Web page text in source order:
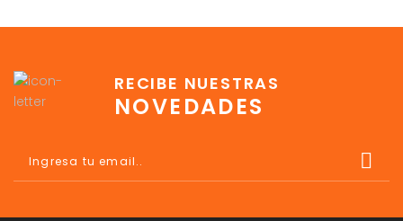
RECIBE NUESTRAS
NOVEDADES